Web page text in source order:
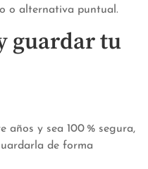
o alternativa puntual.
guardar tu
años y sea 100 % segura,
de forma